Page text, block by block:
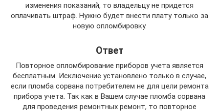
изменения показаний, то владельцу не придется
оплачивать штраф. Нужно будет внести плату только за
новую опломбировку.
Ответ
Повторное опломбирование приборов учета является
бесплатным. Исключение установлено только в случае,
если пломба сорвана потребителем не для цели ремонта
прибора учета. Так как в Вашем случае пломба сорвана
для проведения ремонтных ремонт, то повторное